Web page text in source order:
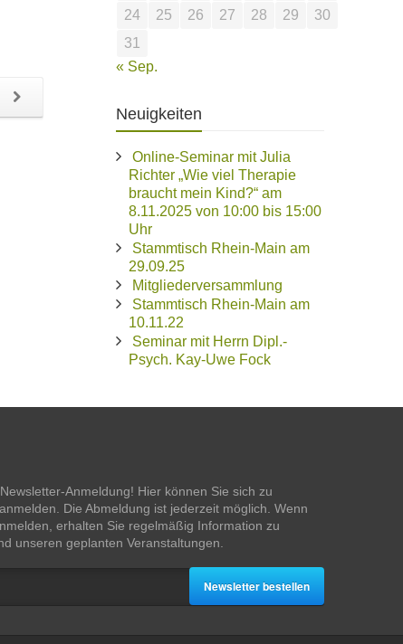
24
25 26 27 28 29
30
31
« Sep.
Neuigkeiten
Online-Seminar mit Julia
Richter „Wie viel Therapie
braucht mein Kind?“ am
8.11.2025 von 10:00 bis 15:00
Uhr
Stammtisch Rhein-Main am
29.09.25
Mitgliederversammlung
Stammtisch Rhein-Main am
10.11.22
Seminar mit Herrn Dipl.-
Psych. Kay-Uwe Fock
Anmeldung! Hier können Sie sich zu
Die Abmeldung ist jederzeit möglich. Wenn
erhalten Sie regelmäßig Information zu
unseren geplanten Veranstaltungen.
Newsletter bestellen